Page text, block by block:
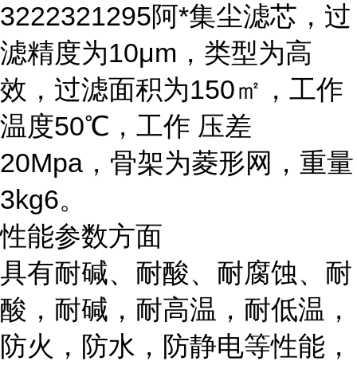
3222321295阿*集尘滤芯，过
滤精度为10μm，类型为高
效，过滤面积为150㎡，工作
温度50℃，工作 压差
20Mpa，骨架为菱形网，重量
3kg6。
性能参数方面
具有耐碱、耐酸、耐腐蚀、耐
酸，耐碱，耐高温，耐低温，
防火，防水，防静电等性能，